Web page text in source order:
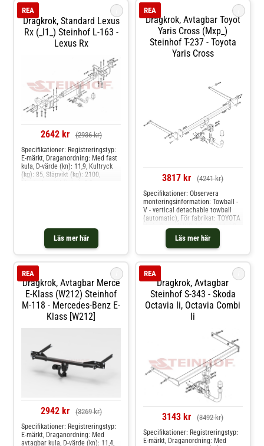
Produkten passar dessa
bilmodelle: land rover range rover
evoque
Dragkrok, Standard Lexus
Rx (_l1_) Steinhof L-163 -
Lexus Rx
REA
2642 kr (2936 kr)
Läs mer här
Specifikationer: Registreringstyp:
E-märkt, Draganordning: Med fast
kula, D-värde (kn): 11,9, Kultryck
(kg): 85, Släpvikt (kg): 2100,
Dragkrok, Avtagbar Toyot
Yaris Cross (mxp_)
Steinhof T-237 - Toyota
Yaris Cross
REA
3817 kr (4241 kr)
Läs mer här
Specifikationer: Observera
monteringsinformation: Towball -
V - vertical detachable towball
(automatic), För fabrikat: TOYOTA
09/2020-, Draganordning: Med
avtagbar kula, D-värde (kn): 7.8,
Kultryck (kg): 85, Släpvikt (kg):
bearbetad: Med urtag för
stötstång, Mekaniskt bearbetad:
Demont. av stötstänger
nödvändig, Monteringstid (i tim):
2,0h Produkten passar dessa
bilmodelle: toyota yaris cross
Dragkrok, Avtagbar Merce
E-Klass (w212) Steinhof
M-118 - Mercedes-Benz E-
Klass [w212]
REA
2942 kr (3269 kr)
Specifikationer: Registreringstyp:
E-märkt, Draganordning: Med
avtagbar kula, D-värde (kn): 11,4,
Dragkrok, Avtagbar
Steinhof S-343 - Skoda
Octavia Ii, Octavia Combi
Ii
REA
3143 kr (3492 kr)
Specifikationer: Registreringstyp:
E-märkt, Draganordning: Med